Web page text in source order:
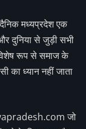
मध्यप्रदेश एक
दुनिया से जुड़ी सभी
रूप से समाज के
का ध्यान नहीं जाता
जो